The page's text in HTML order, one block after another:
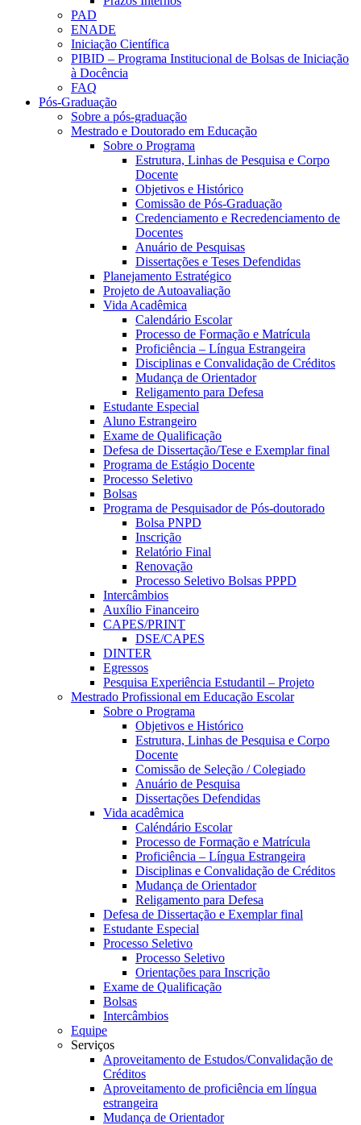
PAD
ENADE
Iniciação Científica
PIBID – Programa Institucional de Bolsas de Iniciação
à Docência
FAQ
Pós-Graduação
Sobre a pós-graduação
Mestrado e Doutorado em Educação
Sobre o Programa
Estrutura, Linhas de Pesquisa e Corpo
Docente
Objetivos e Histórico
Comissão de Pós-Graduação
Credenciamento e Recredenciamento de
Docentes
Anuário de Pesquisas
Dissertações e Teses Defendidas
Planejamento Estratégico
Projeto de Autoavaliação
Vida Acadêmica
Calendário Escolar
Processo de Formação e Matrícula
Proficiência – Língua Estrangeira
Disciplinas e Convalidação de Créditos
Mudança de Orientador
Religamento para Defesa
Estudante Especial
Aluno Estrangeiro
Exame de Qualificação
Defesa de Dissertação/Tese e Exemplar final
Programa de Estágio Docente
Processo Seletivo
Bolsas
Programa de Pesquisador de Pós-doutorado
Bolsa PNPD
Inscrição
Relatório Final
Renovação
Processo Seletivo Bolsas PPPD
Intercâmbios
Auxílio Financeiro
CAPES/PRINT
DSE/CAPES
DINTER
Egressos
Pesquisa Experiência Estudantil – Projeto
Mestrado Profissional em Educação Escolar
Sobre o Programa
Objetivos e Histórico
Estrutura, Linhas de Pesquisa e Corpo
Docente
Comissão de Seleção / Colegiado
Anuário de Pesquisa
Dissertações Defendidas
Vida acadêmica
Caléndário Escolar
Processo de Formação e Matrícula
Proficiência – Língua Estrangeira
Disciplinas e Convalidação de Créditos
Mudança de Orientador
Religamento para Defesa
Defesa de Dissertação e Exemplar final
Estudante Especial
Processo Seletivo
Processo Seletivo
Orientações para Inscrição
Exame de Qualificação
Bolsas
Intercâmbios
Equipe
Serviços
Aproveitamento de Estudos/Convalidação de
Créditos
Aproveitamento de proficiência em língua
estrangeira
Mudança de Orientador